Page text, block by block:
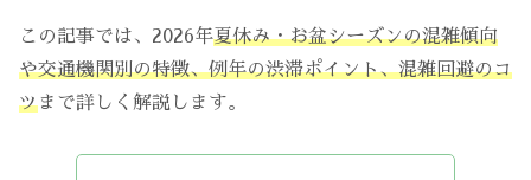
この記事では、2026年夏休み・お盆シーズンの混雑傾向
や交通機関別の特徴、例年の渋滞ポイント、混雑回避のコ
ツまで詳しく解説します。